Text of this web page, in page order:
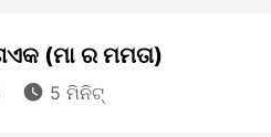
(ମା ର ମମତା)
 5 ମିନିଟ୍